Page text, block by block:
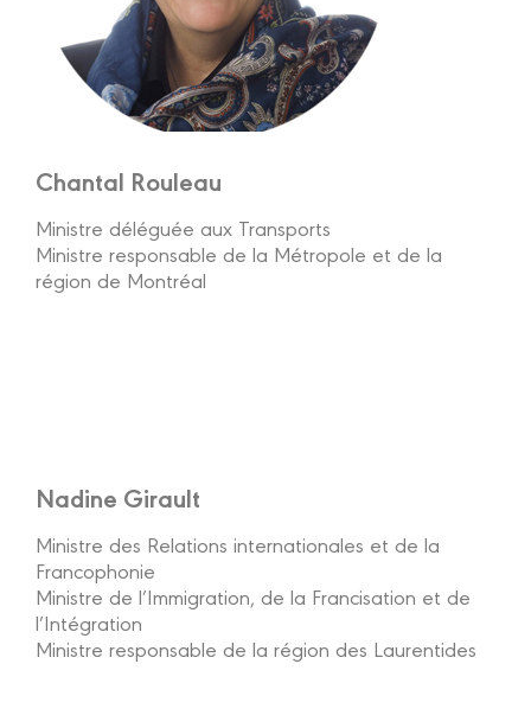
Chantal Rouleau
Ministre déléguée aux Transports
Ministre responsable de la Métropole et de la
région de Montréal
Nadine Girault
Ministre des Relations internationales et de la
Francophonie
Ministre de l’Immigration, de la Francisation et de
l’Intégration
Ministre responsable de la région des Laurentides